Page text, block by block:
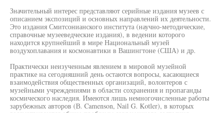
Значительный интерес представляют серийные издания музеев с
описанием экспозиций и основных направлений их деятельности.
Это издания Смитсонианского института (научно-методические,
справочные музееведческие издания), в ведении которого
находится крупнейший в мире Национальный музей
воздухоплавания и космонавтики в Вашингтоне (США) и др.
Практически неизученным явлением в мировой музейной
практике на сегодняшний день остаются вопросы, касающиеся
взаимодействия общественных организаций, волонтеров с
музейными учреждениями в области сохранения и пропаганды
космического наследия. Имеются лишь немногочисленные работы
зарубежных авторов (В. Camenson, Nail G. Kotler), в которых